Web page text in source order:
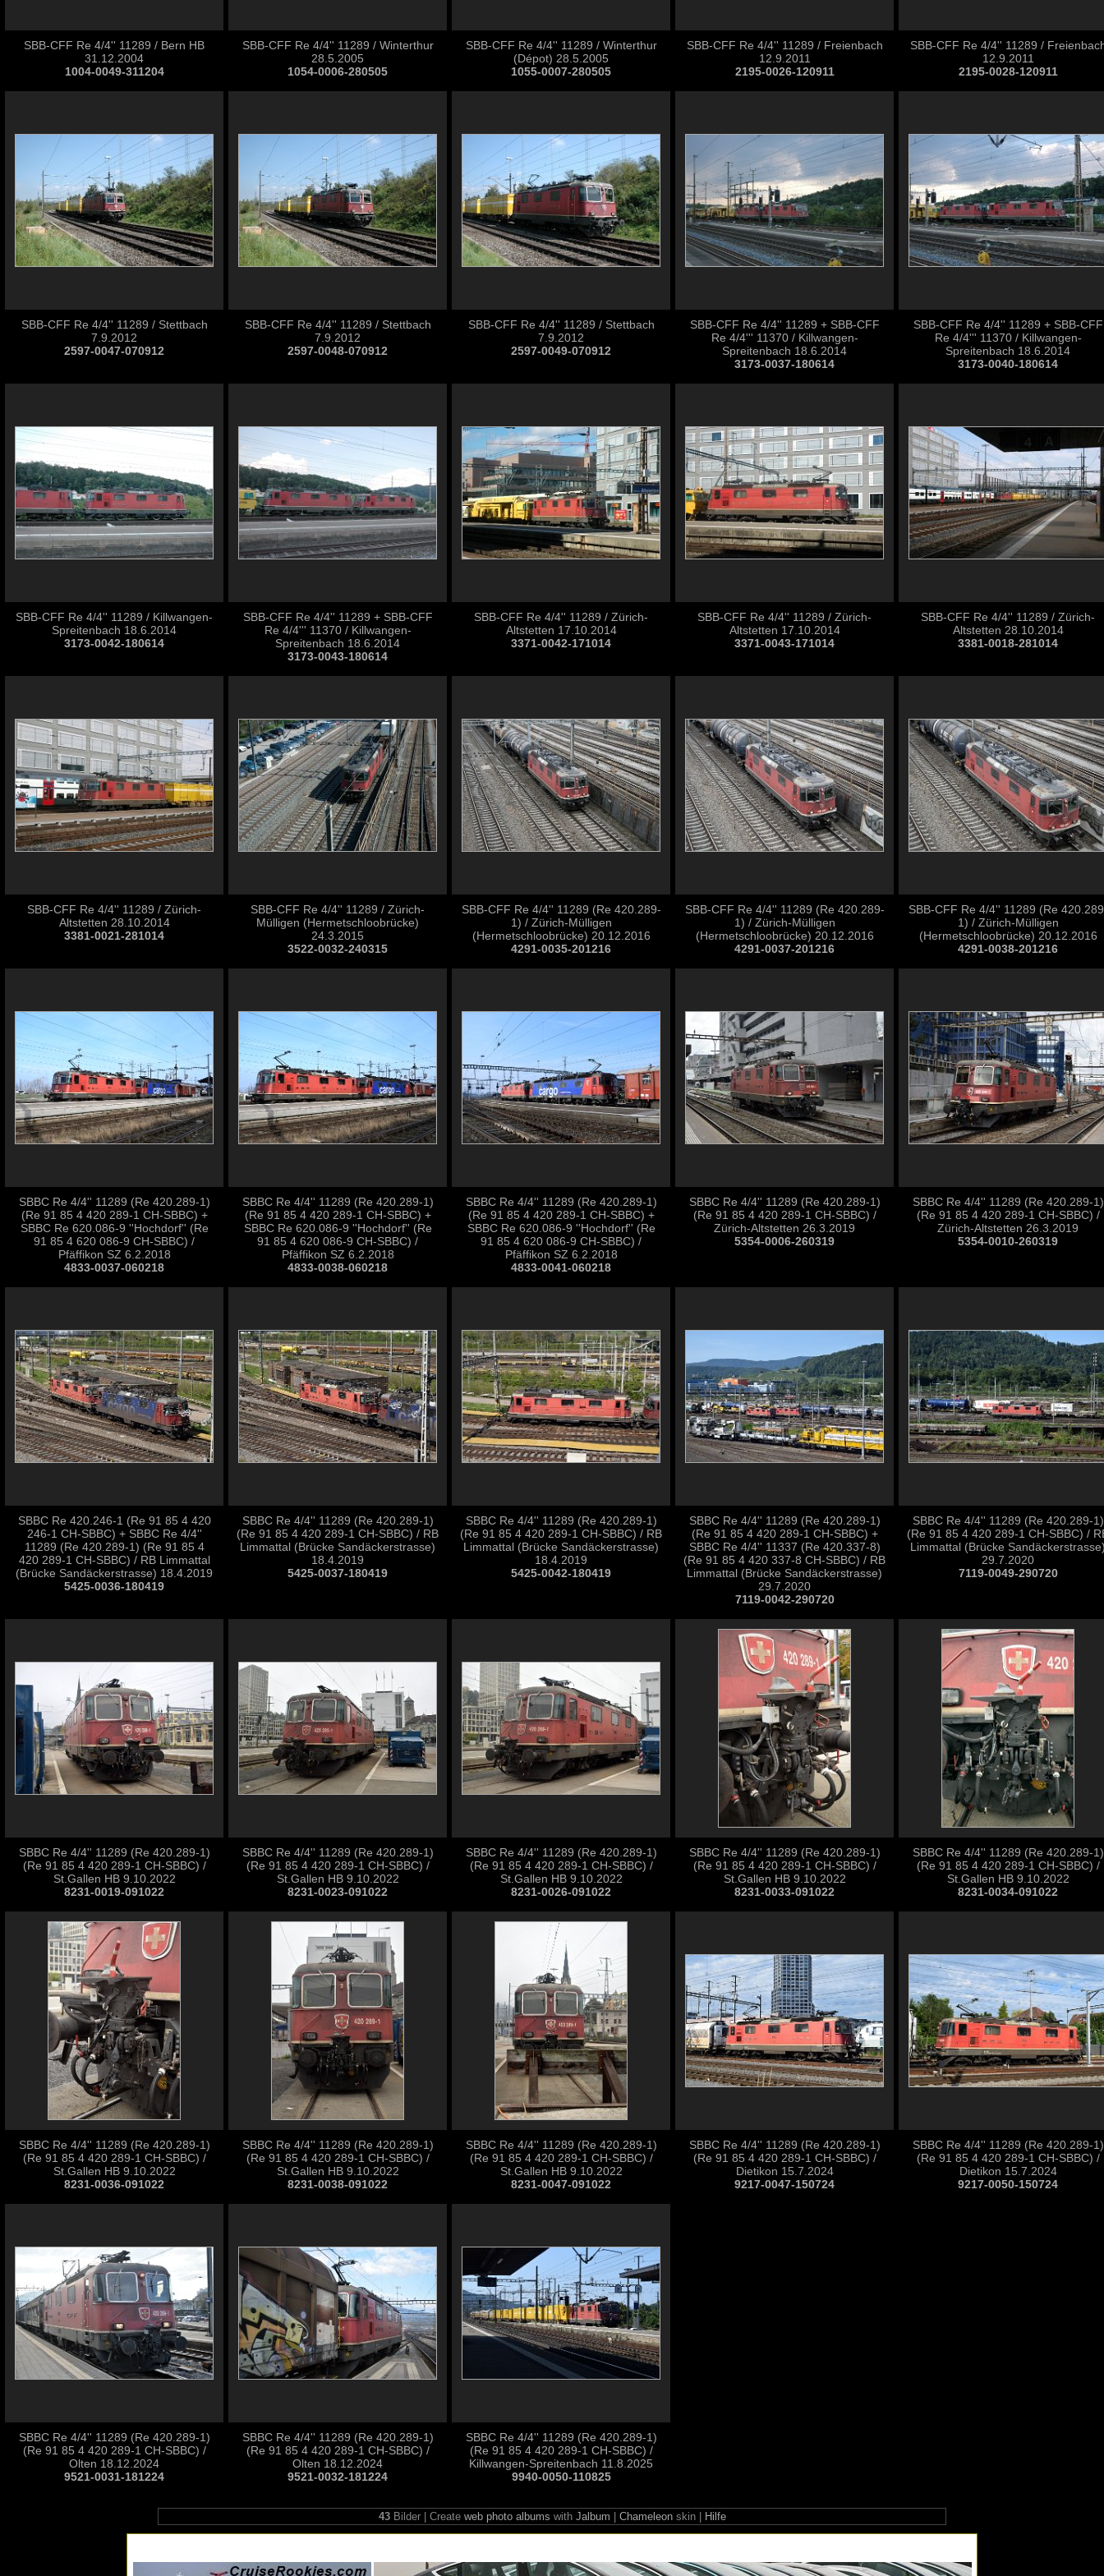
SBB-CFF Re 4/4'' 11289 / Bern HB
31.12.2004
1004-0049-311204
SBB-CFF Re 4/4'' 11289 / Winterthur
28.5.2005
1054-0006-280505
SBB-CFF Re 4/4'' 11289 / Winterthur
(Dépot) 28.5.2005
1055-0007-280505
SBB-CFF Re 4/4'' 11289 / Freienbach
12.9.2011
2195-0026-120911
SBB-CFF Re 4/4'' 11289 /
12.9.2011
2195-0028-120911
SBB-CFF Re 4/4'' 11289 / Stettbach
7.9.2012
2597-0047-070912
SBB-CFF Re 4/4'' 11289 / Stettbach
7.9.2012
2597-0048-070912
SBB-CFF Re 4/4'' 11289 / Stettbach
7.9.2012
2597-0049-070912
SBB-CFF Re 4/4'' 11289 + SBB-CFF
Re 4/4''' 11370 / Killwangen-
Spreitenbach 18.6.2014
3173-0037-180614
SBB-CFF Re 4/4'' 11289 + SBB-CFF
Re 4/4''' 11370 / Killwangen-
Spreitenbach 18.6.2014
3173-0040-180614
SBB-CFF Re 4/4'' 11289 / Killwangen-
Spreitenbach 18.6.2014
3173-0042-180614
SBB-CFF Re 4/4'' 11289 + SBB-CFF
Re 4/4''' 11370 / Killwangen-
Spreitenbach 18.6.2014
3173-0043-180614
SBB-CFF Re 4/4'' 11289 / Zürich-
Altstetten 17.10.2014
3371-0042-171014
SBB-CFF Re 4/4'' 11289 / Zürich-
Altstetten 17.10.2014
3371-0043-171014
SBB-CFF Re 4/4'' 11289 / Zürich-
Altstetten 28.10.2014
3381-0018-281014
SBB-CFF Re 4/4'' 11289 / Zürich-
Altstetten 28.10.2014
3381-0021-281014
SBB-CFF Re 4/4'' 11289 / Zürich-
Mülligen (Hermetschloobrücke)
24.3.2015
3522-0032-240315
SBB-CFF Re 4/4'' 11289 (Re 420.289-
1) / Zürich-Mülligen
(Hermetschloobrücke) 20.12.2016
4291-0035-201216
SBB-CFF Re 4/4'' 11289 (Re 420.289-
1) / Zürich-Mülligen
(Hermetschloobrücke) 20.12.2016
4291-0037-201216
SBB-CFF Re 4/4'' 11289 (Re
1) / Zürich-Mülligen
(Hermetschloobrücke) 20.12.2016
4291-0038-201216
SBBC Re 4/4'' 11289 (Re 420.289-1)
(Re 91 85 4 420 289-1 CH-SBBC) +
SBBC Re 620.086-9 ''Hochdorf'' (Re
91 85 4 620 086-9 CH-SBBC) /
Pfäffikon SZ 6.2.2018
4833-0037-060218
SBBC Re 4/4'' 11289 (Re 420.289-1)
(Re 91 85 4 420 289-1 CH-SBBC) +
SBBC Re 620.086-9 ''Hochdorf'' (Re
91 85 4 620 086-9 CH-SBBC) /
Pfäffikon SZ 6.2.2018
4833-0038-060218
SBBC Re 4/4'' 11289 (Re 420.289-1)
(Re 91 85 4 420 289-1 CH-SBBC) +
SBBC Re 620.086-9 ''Hochdorf'' (Re
91 85 4 620 086-9 CH-SBBC) /
Pfäffikon SZ 6.2.2018
4833-0041-060218
SBBC Re 4/4'' 11289 (Re 420.289-1)
(Re 91 85 4 420 289-1 CH-SBBC) /
Zürich-Altstetten 26.3.2019
5354-0006-260319
SBBC Re 4/4'' 11289 (Re 420.289-1)
(Re 91 85 4 420 289-1 CH-SBBC) /
Zürich-Altstetten 26.3.2019
5354-0010-260319
SBBC Re 420.246-1 (Re 91 85 4 420
246-1 CH-SBBC) + SBBC Re 4/4''
11289 (Re 420.289-1) (Re 91 85 4
420 289-1 CH-SBBC) / RB Limmattal
(Brücke Sandäckerstrasse) 18.4.2019
5425-0036-180419
SBBC Re 4/4'' 11289 (Re 420.289-1)
(Re 91 85 4 420 289-1 CH-SBBC) / RB
Limmattal (Brücke Sandäckerstrasse)
18.4.2019
5425-0037-180419
SBBC Re 4/4'' 11289 (Re 420.289-1)
(Re 91 85 4 420 289-1 CH-SBBC) / RB
Limmattal (Brücke Sandäckerstrasse)
18.4.2019
5425-0042-180419
SBBC Re 4/4'' 11289 (Re 420.289-1)
(Re 91 85 4 420 289-1 CH-SBBC) +
SBBC Re 4/4'' 11337 (Re 420.337-8)
(Re 91 85 4 420 337-8 CH-SBBC) / RB
Limmattal (Brücke Sandäckerstrasse)
29.7.2020
7119-0042-290720
SBBC Re 4/4'' 11289 (Re 420.289-1)
(Re 91 85 4 420 289-1 CH-SBBC) /
Limmattal (Brücke
29.7.2020
7119-0049-290720
SBBC Re 4/4'' 11289 (Re 420.289-1)
(Re 91 85 4 420 289-1 CH-SBBC) /
St.Gallen HB 9.10.2022
8231-0019-091022
SBBC Re 4/4'' 11289 (Re 420.289-1)
(Re 91 85 4 420 289-1 CH-SBBC) /
St.Gallen HB 9.10.2022
8231-0023-091022
SBBC Re 4/4'' 11289 (Re 420.289-1)
(Re 91 85 4 420 289-1 CH-SBBC) /
St.Gallen HB 9.10.2022
8231-0026-091022
SBBC Re 4/4'' 11289 (Re 420.289-1)
(Re 91 85 4 420 289-1 CH-SBBC) /
St.Gallen HB 9.10.2022
8231-0033-091022
SBBC Re 4/4'' 11289 (Re 420.289-1)
(Re 91 85 4 420 289-1 CH-SBBC) /
St.Gallen HB 9.10.2022
8231-0034-091022
SBBC Re 4/4'' 11289 (Re 420.289-1)
(Re 91 85 4 420 289-1 CH-SBBC) /
St.Gallen HB 9.10.2022
8231-0036-091022
SBBC Re 4/4'' 11289 (Re 420.289-1)
(Re 91 85 4 420 289-1 CH-SBBC) /
St.Gallen HB 9.10.2022
8231-0038-091022
SBBC Re 4/4'' 11289 (Re 420.289-1)
(Re 91 85 4 420 289-1 CH-SBBC) /
St.Gallen HB 9.10.2022
8231-0047-091022
SBBC Re 4/4'' 11289 (Re 420.289-1)
(Re 91 85 4 420 289-1 CH-SBBC) /
Dietikon 15.7.2024
9217-0047-150724
SBBC Re 4/4'' 11289 (Re 420.289-1)
(Re 91 85 4 420 289-1 CH-SBBC) /
Dietikon 15.7.2024
9217-0050-150724
SBBC Re 4/4'' 11289 (Re 420.289-1)
(Re 91 85 4 420 289-1 CH-SBBC) /
Olten 18.12.2024
9521-0031-181224
SBBC Re 4/4'' 11289 (Re 420.289-1)
(Re 91 85 4 420 289-1 CH-SBBC) /
Olten 18.12.2024
9521-0032-181224
SBBC Re 4/4'' 11289 (Re 420.289-1)
(Re 91 85 4 420 289-1 CH-SBBC) /
Killwangen-Spreitenbach 11.8.2025
9940-0050-110825
43Bilder | Create web photo albums with Jalbum Chameleonskin | Hilfe